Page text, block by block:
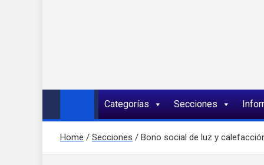
Categorías Secciones
Home Secciones Bono social de luz y